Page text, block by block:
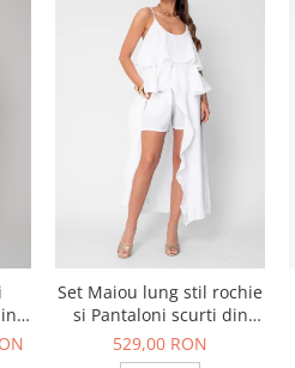
Set Maiou lung stil rochie
si Pantaloni scurti din
100% in White
529,00 RON